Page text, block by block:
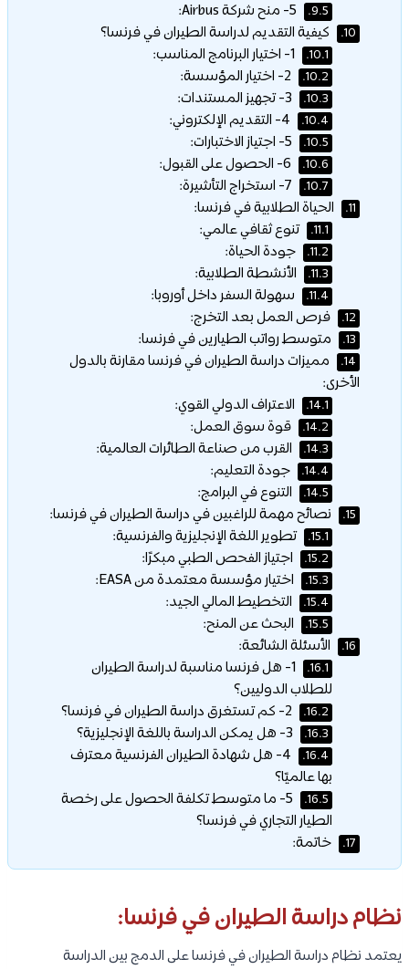
9.5.
10. كيفية التقديم لدراسة الطيران في فرنسا؟
10.1.
10.2.
10.3.
10.4.
10.5.
10.6.
10.7.
11. الحياة الطلابية في فرنسا:
11.1. تنوع ثقافي عالمي:
11.2. جودة الحياة:
11.3. الأنشطة الطلابية:
11.4. سهولة السفر داخل أوروبا:
12. فرص العمل بعد التخرج:
13. متوسط رواتب الطيارين في فرنسا:
14.
مميزات دراسة الطيران في فرنسا مقارنة بالدول
الأخرى:
14.1. الاعتراف الدولي القوي:
14.2. قوة سوق العمل:
14.3. القرب من صناعة الطائرات العالمية:
14.4. جودة التعليم:
14.5. التنوع في البرامج:
15. نصائح مهمة للراغبين في دراسة الطيران في فرنسا:
15.1. تطوير اللغة الإنجليزية والفرنسية:
15.2. اجتياز الفحص الطبي مبكرًا:
15.3. اختيار مؤسسة معتمدة من EASA:
15.4. التخطيط المالي الجيد:
15.5. البحث عن المنح:
16. الأسئلة الشائعة:
16.1.
1- هل فرنسا مناسبة لدراسة الطيران
للطلاب الدوليين؟
16.2.
16.3.
16.4.
4- هل شهادة الطيران الفرنسية معترف
بها عالميًا؟
16.5.
5- ما متوسط تكلفة الحصول على رخصة
الطيار التجاري في فرنسا؟
17. خاتمة:
نظام دراسة الطيران في فرنسا:
يعتمد نظام دراسة الطيران في فرنسا على الدمج بين الدراسة